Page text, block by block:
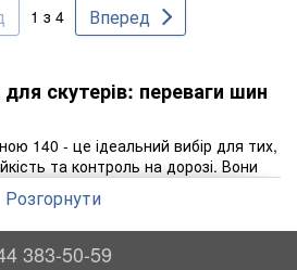
1 з 4 Вперед
скутерів: переваги шин
140 - це ідеальний вибір для тих,
та контроль на дорозі. Вони
їздою і безпечними
для безпеки на дорозі не може
Розгорнути
383-50-59